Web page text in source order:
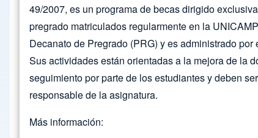
49/2007, es un programa de becas dirigido
pregrado matriculados regularmente en la
Decanato de Pregrado (PRG) y es administrado
Sus actividades están orientadas a la mejora de la
seguimiento por parte de los estudiantes y deben
responsable de la asignatura.
Más información: